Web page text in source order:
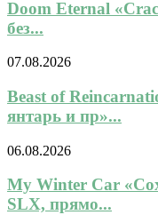
Doom Eternal
без...
07.08.2026
Beast of
янтарь и пр»...
06.08.2026
My Winter Car
SLX, прямо...